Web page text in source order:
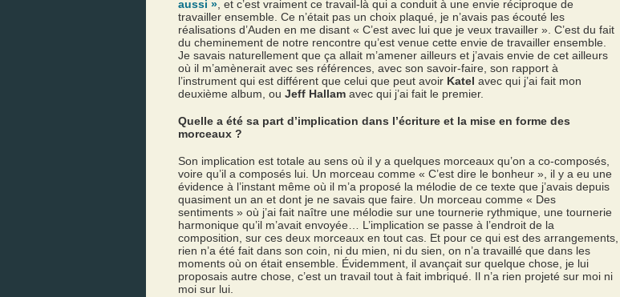
aussi », et c’est vraiment ce travail-là qui a conduit à une envie réciproque de
travailler ensemble. Ce n’était pas un choix plaqué, je n’avais pas écouté les
réalisations d’Auden en me disant « C’est avec lui que je veux travailler ». C’est du fait
du cheminement de notre rencontre qu’est venue cette envie de travailler ensemble.
Je savais naturellement que ça allait m’amener ailleurs et j’avais envie de cet ailleurs
où il m’amènerait avec ses références, avec son savoir-faire, son rapport à
l’instrument qui est différent que celui que peut avoir Katel avec qui j’ai fait mon
deuxième album, ou Jeff Hallam avec qui j’ai fait le premier.
Quelle a été sa part d’implication dans l’écriture et la mise en forme des
morceaux ?
Son implication est totale au sens où il y a quelques morceaux qu’on a co-composés,
voire qu’il a composés lui. Un morceau comme « C’est dire le bonheur », il y a eu une
évidence à l’instant même où il m’a proposé la mélodie de ce texte que j’avais depuis
quasiment un an et dont je ne savais que faire. Un morceau comme « Des
sentiments » où j’ai fait naître une mélodie sur une tournerie rythmique, une tournerie
harmonique qu’il m’avait envoyée… L’implication se passe à l’endroit de la
composition, sur ces deux morceaux en tout cas. Et pour ce qui est des arrangements,
rien n’a été fait dans son coin, ni du mien, ni du sien, on n’a travaillé que dans les
moments où on était ensemble. Évidemment, il avançait sur quelque chose, je lui
proposais autre chose, c’est un travail tout à fait imbriqué. Il n’a rien projeté sur moi ni
moi sur lui.